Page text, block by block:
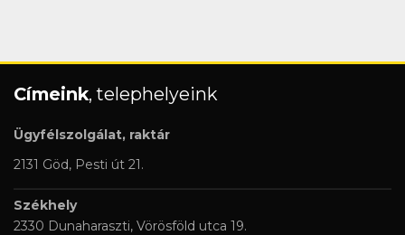
Címeink, telephelyeink
Ügyfélszolgálat, raktár
2131 Göd, Pesti út 21.
Székhely
2330 Dunaharaszti, Vörösföld utca 19.